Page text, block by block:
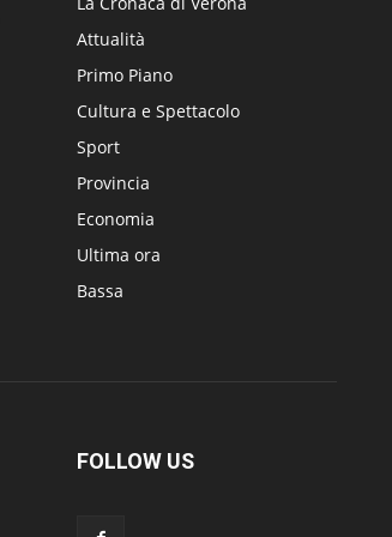
Attualità
Primo Piano
Cultura e Spettacolo
Sport
Provincia
Economia
Ultima ora
Bassa
FOLLOW US